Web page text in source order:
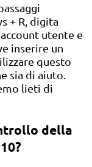
+ R, digita
utente e
inserire un
questo
sia di aiuto.
lieti di
della